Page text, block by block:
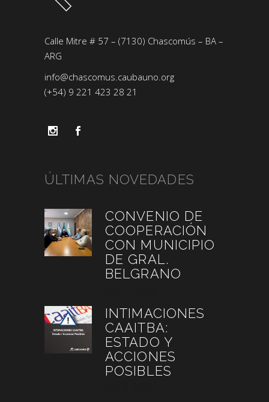
Calle Mitre # 57 – (7130) Chascomús – BA –
ARG
info@chascomus.caubauno.org
(+54) 9 221 423 28 21
ÚLTIMAS NOVEDADES
CONVENIO DE
COOPERACIÓN
CON MUNICIPIO
DE GRAL.
BELGRANO
INTIMACIONES
CAAITBA:
ESTADO Y
ACCIONES
POSIBLES